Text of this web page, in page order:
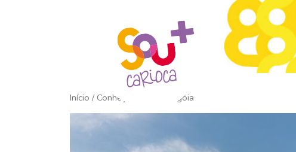
Início / Conheça a Ilha da Gigóia